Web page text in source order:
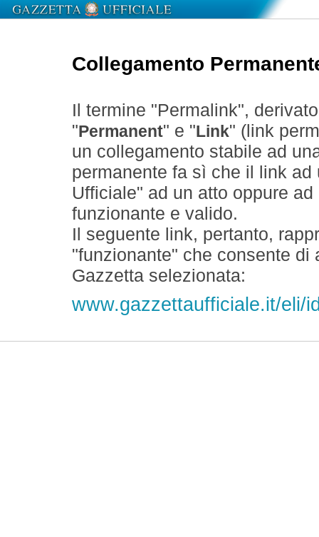
Collegamento
Il termine "Permalink",
" Permanent" e " Link" (link
un collegamento stabile ad
permanente fa sì che il link
Ufficiale" ad un atto oppure
funzionante e valido.
Il seguente link, pertanto,
"funzionante" che consente
Gazzetta selezionata:
www.gazzettaufficiale.it/eli/